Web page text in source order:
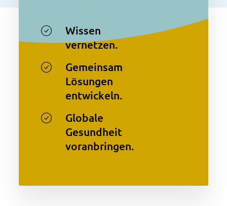
Wissen
vernetzen.
Gemeinsam
Lösungen
entwickeln.
Globale
Gesundheit
voranbringen.